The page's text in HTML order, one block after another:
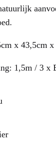
x 43,5cm x
1,5m / 3 x